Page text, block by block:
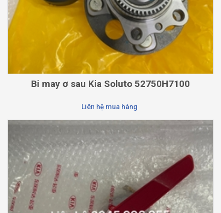
Bi may ơ sau Kia Soluto 52750H7100
Liên hệ mua hàng